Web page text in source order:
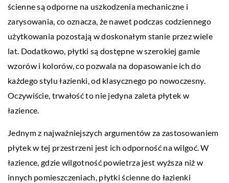
ścienne są odporne na uszkodzenia mechaniczne i
zarysowania, co oznacza, że nawet podczas codziennego
użytkowania pozostają w doskonałym stanie przez wiele
lat. Dodatkowo, płytki są dostępne w szerokiej gamie
wzorów i kolorów, co pozwala na dopasowanie ich do
każdego stylu łazienki, od klasycznego po nowoczesny.
Oczywiście, trwałość to nie jedyna zaleta płytek w
łazience.
Jednym z najważniejszych argumentów za zastosowaniem
płytek w tej przestrzeni jest ich odporność na wilgoć. W
łazience, gdzie wilgotność powietrza jest wyższa niż w
innych pomieszczeniach, płytki ścienne do łazienki